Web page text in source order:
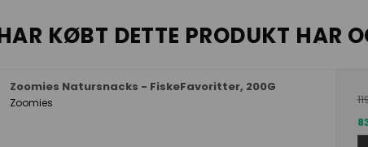
KØBT DETTE PRODUKT HAR
Zoomies Natursnacks - FiskeFavoritter, 200G
Zoomies